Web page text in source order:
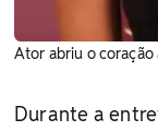
Ator abriu o coração
Durante a